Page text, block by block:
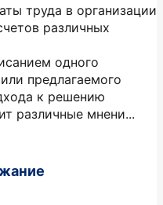
труда в организации
различных
одного
предлагаемого
к решению
различные мнени...